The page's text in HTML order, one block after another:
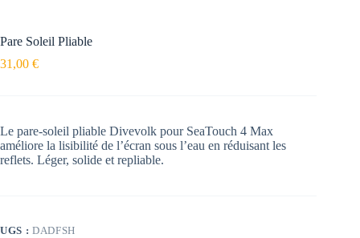
Pare Soleil Pliable
31,00 €
Le pare-soleil pliable Divevolk pour SeaTouch 4 Max
améliore la lisibilité de l’écran sous l’eau en réduisant les
reflets. Léger, solide et repliable.
UGS : DADFSH